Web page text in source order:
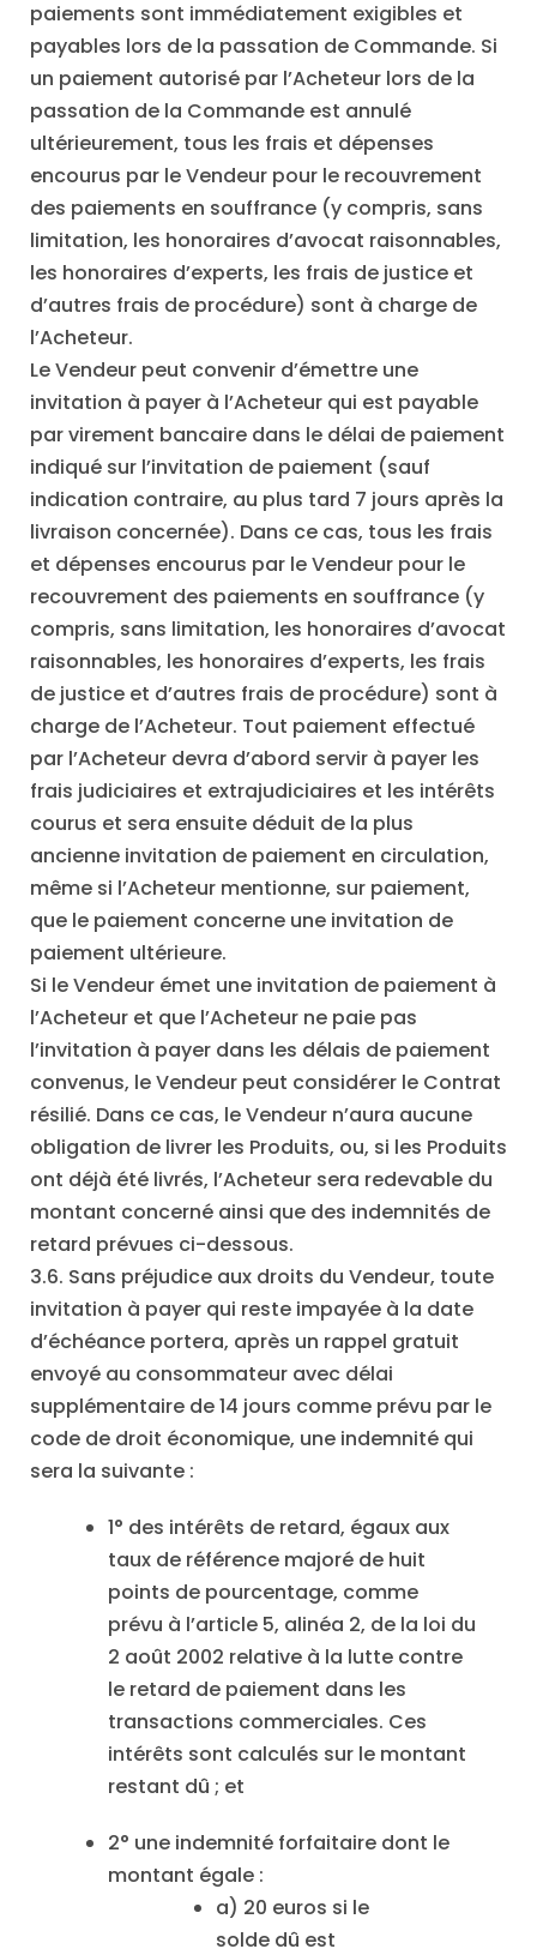
paiements sont immédiatement exigibles et
payables lors de la passation de Commande. Si
un paiement autorisé par l’Acheteur lors de la
passation de la Commande est annulé
ultérieurement, tous les frais et dépenses
encourus par le Vendeur pour le recouvrement
des paiements en souffrance (y compris, sans
limitation, les honoraires d’avocat raisonnables,
les honoraires d’experts, les frais de justice et
d’autres frais de procédure) sont à charge de
l’Acheteur.
Le Vendeur peut convenir d’émettre une
invitation à payer à l’Acheteur qui est payable
par virement bancaire dans le délai de paiement
indiqué sur l’invitation de paiement (sauf
indication contraire, au plus tard 7 jours après la
livraison concernée). Dans ce cas, tous les frais
et dépenses encourus par le Vendeur pour le
recouvrement des paiements en souffrance (y
compris, sans limitation, les honoraires d’avocat
raisonnables, les honoraires d’experts, les frais
de justice et d’autres frais de procédure) sont à
charge de l’Acheteur. Tout paiement effectué
par l’Acheteur devra d’abord servir à payer les
frais judiciaires et extrajudiciaires et les intérêts
courus et sera ensuite déduit de la plus
ancienne invitation de paiement en circulation,
même si l’Acheteur mentionne, sur paiement,
que le paiement concerne une invitation de
paiement ultérieure.
Si le Vendeur émet une invitation de paiement à
l’Acheteur et que l’Acheteur ne paie pas
l’invitation à payer dans les délais de paiement
convenus, le Vendeur peut considérer le Contrat
résilié. Dans ce cas, le Vendeur n’aura aucune
obligation de livrer les Produits, ou, si les Produits
ont déjà été livrés, l’Acheteur sera redevable du
montant concerné ainsi que des indemnités de
retard prévues ci-dessous.
3.6. Sans préjudice aux droits du Vendeur, toute
invitation à payer qui reste impayée à la date
d’échéance portera, après un rappel gratuit
envoyé au consommateur avec délai
supplémentaire de 14 jours comme prévu par le
code de droit économique, une indemnité qui
sera la suivante :
1° des intérêts de retard, égaux aux
taux de référence majoré de huit
points de pourcentage, comme
prévu à l’article 5, alinéa 2, de la loi du
2 août 2002 relative à la lutte contre
le retard de paiement dans les
transactions commerciales. Ces
intérêts sont calculés sur le montant
restant dû ; et
2° une indemnité forfaitaire dont le
montant égale :
a) 20 euros si le
solde dû est